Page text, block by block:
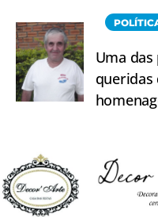
Uma das
queridas